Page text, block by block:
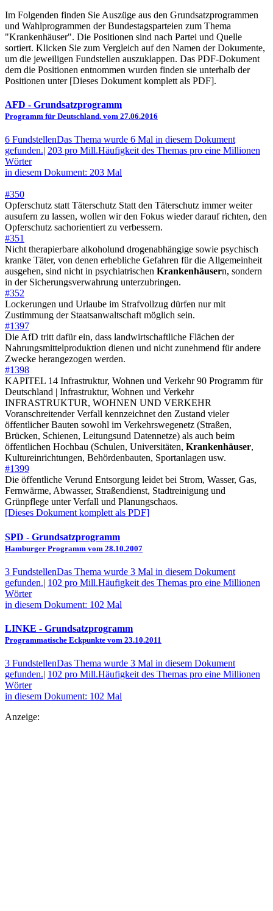
Im Folgenden finden Sie Auszüge aus den Grundsatz­program­men
und Wahl­program­men der Bundes­tags­parteien zum Thema
"Krankenhäuser". Die Posi­tionen sind nach Partei und Quelle
sortiert. Klicken Sie zum Vergleich auf den Namen der Dokumente,
um die jeweiligen Fundstellen aus­zu­klappen. Das PDF-Dokument
dem die Posi­tionen entnommen wurden finden sie unterhalb der
Positionen unter [Dieses Dokument komplett als PDF].
AFD - Grundsatzprogramm
Programm für Deutschland. vom 27.06.2016
6 FundstellenDas Thema wurde 6 Mal in diesem Dokument
gefunden.| 203 pro Mill.Häufigkeit des Themas pro eine Millionen
Wörter
in diesem Dokument: 203 Mal
#350
Opferschutz statt Täterschutz Statt den Täterschutz immer weiter
ausufern zu lassen, wollen wir den Fokus wieder darauf richten, den
Opferschutz sachorientiert zu verbessern.
#351
Nicht therapierbare alkoholund drogenabhängige sowie psychisch
kranke Täter, von denen erhebliche Gefahren für die Allgemeinheit
ausgehen, sind nicht in psychiatrischen Krankenhäusern, sondern
in der Sicherungsverwahrung unterzubringen.
#352
Lockerungen und Urlaube im Strafvollzug dürfen nur mit
Zustimmung der Staatsanwaltschaft möglich sein.
#1397
Die AfD tritt dafür ein, dass landwirtschaftliche Flächen der
Nahrungsmittelproduktion dienen und nicht zunehmend für andere
Zwecke herangezogen werden.
#1398
KAPITEL 14 Infrastruktur, Wohnen und Verkehr 90 Programm für
Deutschland | Infrastruktur, Wohnen und Verkehr
INFRASTRUKTUR, WOHNEN UND VERKEHR
Voranschreitender Verfall kennzeichnet den Zustand vieler
öffentlicher Bauten sowohl im Verkehrswegenetz (Straßen,
Brücken, Schienen, Leitungsund Datennetze) als auch beim
öffentlichen Hochbau (Schulen, Universitäten, Krankenhäuser,
Kultureinrichtungen, Behördenbauten, Sportanlagen usw.
#1399
Die öffentliche Verund Entsorgung leidet bei Strom, Wasser, Gas,
Fernwärme, Abwasser, Straßendienst, Stadtreinigung und
Grünpflege unter Verfall und Planungschaos.
[Dieses Dokument komplett als PDF]
SPD - Grundsatzprogramm
Hamburger Programm vom 28.10.2007
3 FundstellenDas Thema wurde 3 Mal in diesem Dokument
gefunden.| 102 pro Mill.Häufigkeit des Themas pro eine Millionen
Wörter
in diesem Dokument: 102 Mal
LINKE - Grundsatzprogramm
Programmatische Eckpunkte vom 23.10.2011
3 FundstellenDas Thema wurde 3 Mal in diesem Dokument
gefunden.| 102 pro Mill.Häufigkeit des Themas pro eine Millionen
Wörter
in diesem Dokument: 102 Mal
Anzeige: